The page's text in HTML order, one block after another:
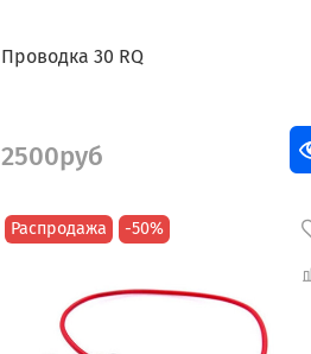
Проводка 30 RQ
2500руб
Распродажа -50%